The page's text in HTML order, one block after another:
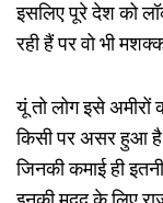
इसलिए पूरे देश को
रही हैं पर वो भी
यूं तो लोग इसे अमीरों
किसी पर असर हुआ है
जिनकी कमाई ही